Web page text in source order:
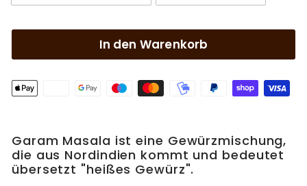
In den Warenkorb
Garam Masala ist eine Gewürzmischung,
die aus Nordindien kommt und bedeutet
übersetzt "heißes Gewürz".